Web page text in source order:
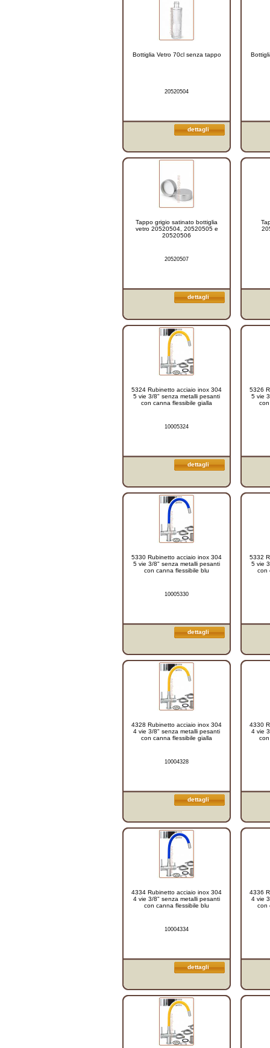
Bottiglia Vetro 70cl senza tappo
20520504
dettagli
Tappo grigio satinato bottiglia
vetro 20520504, 20520505 e
20520506
20520507
dettagli
5324 Rubinetto acciaio inox 304
5 vie 3/8" senza metalli pesanti
con canna flessibile gialla
10005324
dettagli
5326
5 vie
5330 Rubinetto acciaio inox 304
5 vie 3/8" senza metalli pesanti
con canna flessibile blu
10005330
dettagli
5332
5 vie
con
4328 Rubinetto acciaio inox 304
4 vie 3/8" senza metalli pesanti
con canna flessibile gialla
10004328
dettagli
4330
4 vie
4334 Rubinetto acciaio inox 304
4 vie 3/8" senza metalli pesanti
con canna flessibile blu
10004334
dettagli
4336
4 vie
con